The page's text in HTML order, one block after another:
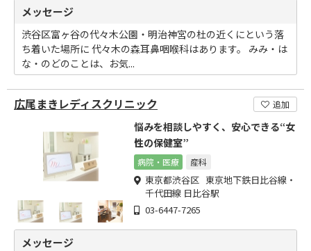
メッセージ
渋谷区富ヶ谷の代々木公園・明治神宮の杜の近くにという落
ち着いた場所に 代々木の森耳鼻咽喉科はあります。 みみ・は
な・のどのことは、お気...
広尾まきレディスクリニック 追加
悩みを相談しやすく、安心できる“女
性の保健室”
病院・医療 産科
東京都渋谷区 東京地下鉄日比谷線・
千代田線 日比谷駅
03-6447-7265
メッセージ